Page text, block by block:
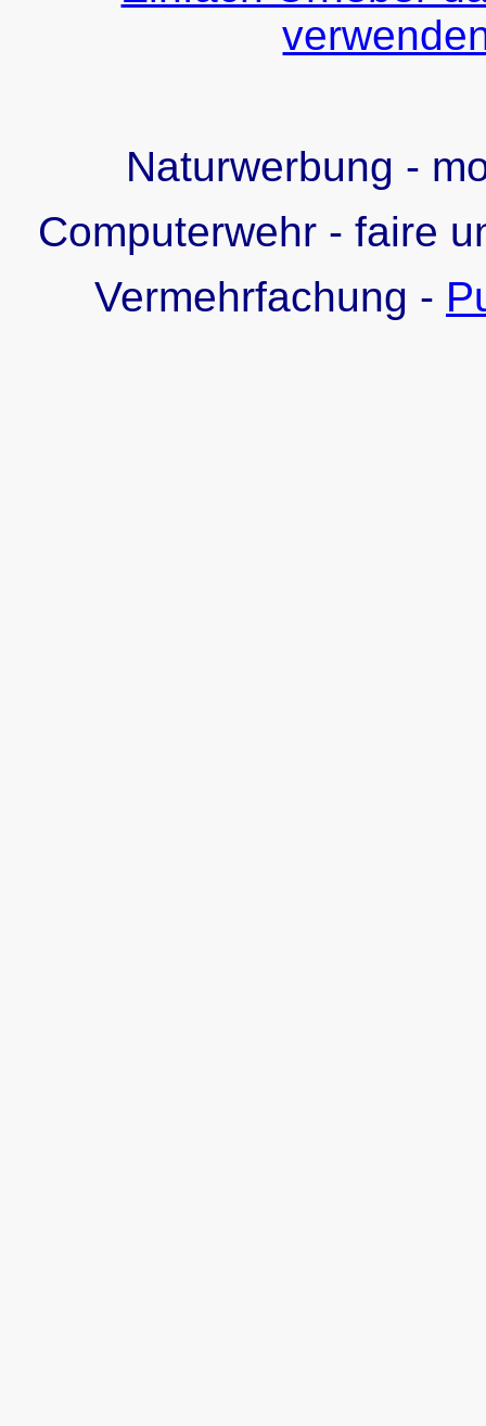
Naturwerbung -
Computerwehr - faire
Vermehrfachung -